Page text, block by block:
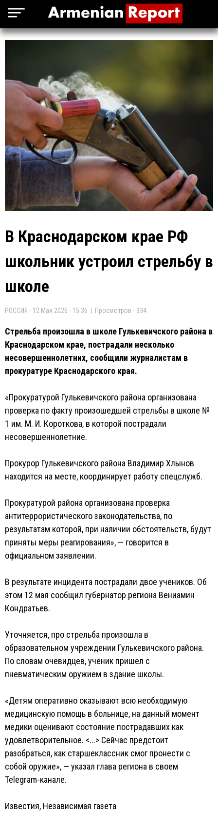
В Краснодарском крае РФ
школьник устроил стрельбу в
школе
РОССИЯ - 12 Мая 2026 - 15:36 | Просмотров - 334
Стрельба произошла в школе Гулькевичского района в
Краснодарском крае, пострадали несколько
несовершеннолетних, сообщили журналистам в
прокуратуре Краснодарского края.
«Прокуратурой Гулькевичского района организована
проверка по факту произошедшей стрельбы в школе №
1 им. М. И. Короткова, в которой пострадали
несовершеннолетние.
Прокурор Гулькевичского района Владимир Хлынов
находится на месте, координирует работу спецслужб.
Прокуратурой района организована проверка
антитеррористического законодательства, по
результатам которой, при наличии обстоятельств, будут
приняты меры реагирования», — говорится в
официальном заявлении.
В результате инцидента пострадали двое учеников. Об
этом 12 мая сообщил губернатор региона Вениамин
Кондратьев.
Уточняется, про стрельба произошла в
образовательном учреждении Гулькевичского района.
По словам очевидцев, ученик пришел с
пневматическим оружием в здание школы.
«Детям оперативно оказывают всю необходимую
медицинскую помощь в больнице, на данный момент
медики оценивают состояние пострадавших как
удовлетворительное. <...> Сейчас предстоит
разобраться, как старшеклассник смог пронести с
собой оружие», — указал глава региона в своем
Telegram-канале.
Известия, Независимая газета